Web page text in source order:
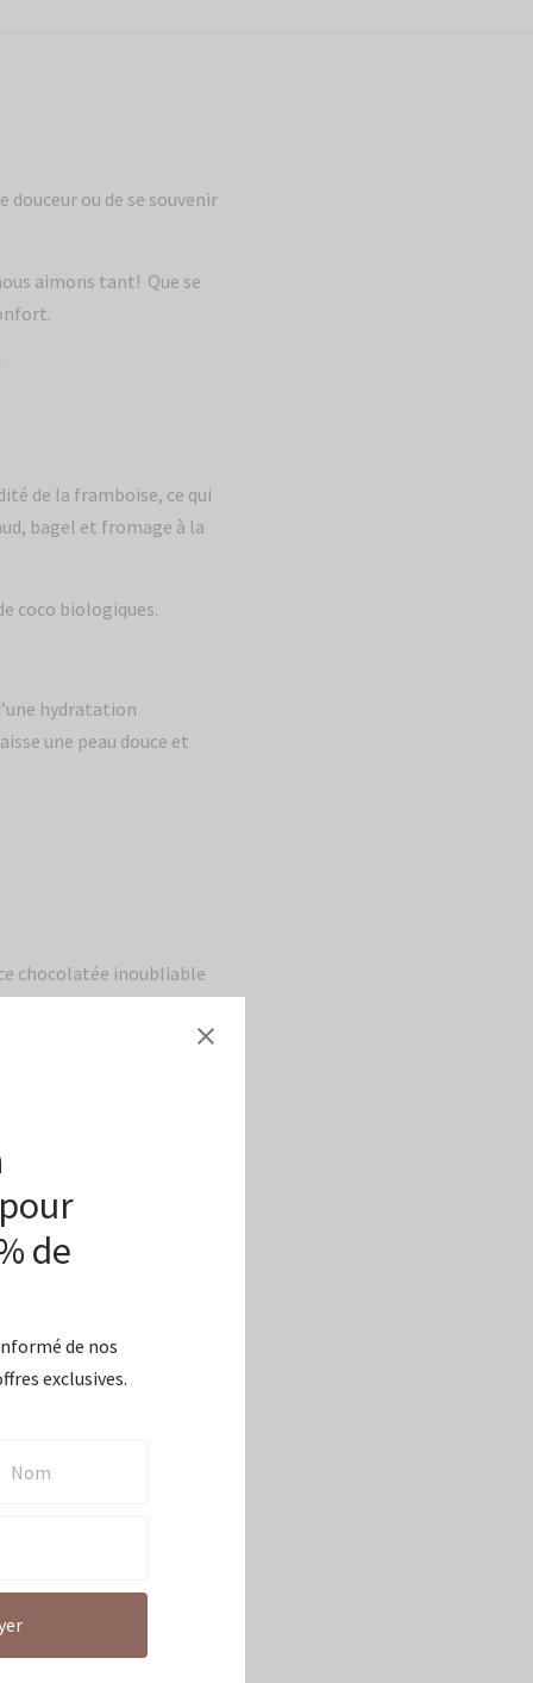
de
de nos
exclusives.
douceur ou de se souvenir
aimons tant! Que se
de la framboise, ce qui
bagel et fromage à la
coco biologiques.
hydratation
une peau douce et
chocolatée inoubliable
l’intensité du chocolat
saveurs exquises.
fruit estival.
qu’on entretient
toujours les avoir
nuits d’hiver.
et agréable à